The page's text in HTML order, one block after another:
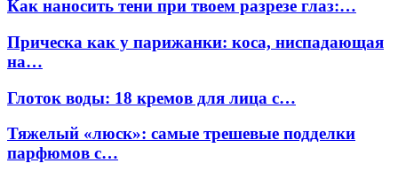
Как наносить тени при твоем разрезе глаз:…
Прическа как у парижанки: коса, ниспадающая
на…
Глоток воды: 18 кремов для лица с…
Тяжелый «люск»: самые трешевые подделки
парфюмов с…